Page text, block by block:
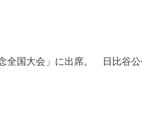
全国大会」に出席。 日比谷公